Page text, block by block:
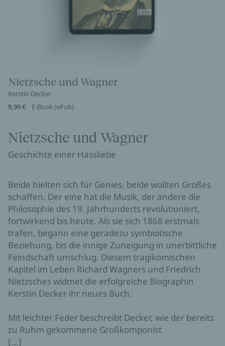
Nietzsche und Wagner
Kerstin Decker
9,99 €
E-Book (ePub)
Nietzsche und Wagner
Geschichte einer Hassliebe
Beide hielten sich für Genies, beide wollten Großes
schaffen. Der eine hat die Musik, der andere die
Philosophie des 19. Jahrhunderts revolutioniert,
fortwirkend bis heute. Als sie sich 1868 erstmals
trafen, begann eine geradezu symbiotische
Beziehung, bis die innige Zuneigung in unerbittliche
Feindschaft umschlug. Diesem tragikomischen
Kapitel im Leben Richard Wagners und Friedrich
Nietzsches widmet die erfolgreiche Biographin
Kerstin Decker ihr neues Buch.
Mit leichter Feder beschreibt Decker, wie der bereits
zu Ruhm gekommene Großkomponist
[...]